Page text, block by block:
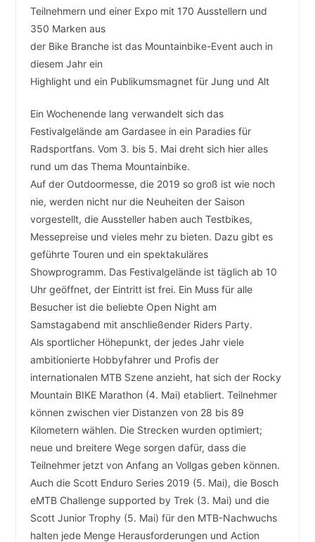
Teilnehmern und einer Expo mit 170 Ausstellern und
350 Marken aus
der Bike Branche ist das Mountainbike-Event auch in
diesem Jahr ein
Highlight und ein Publikumsmagnet für Jung und Alt
Ein Wochenende lang verwandelt sich das
Festivalgelände am Gardasee in ein Paradies für
Radsportfans. Vom 3. bis 5. Mai dreht sich hier alles
rund um das Thema Mountainbike.
Auf der Outdoormesse, die 2019 so groß ist wie noch
nie, werden nicht nur die Neuheiten der Saison
vorgestellt, die Aussteller haben auch Testbikes,
Messepreise und vieles mehr zu bieten. Dazu gibt es
geführte Touren und ein spektakuläres
Showprogramm. Das Festivalgelände ist täglich ab 10
Uhr geöffnet, der Eintritt ist frei. Ein Muss für alle
Besucher ist die beliebte Open Night am
Samstagabend mit anschließender Riders Party.
Als sportlicher Höhepunkt, der jedes Jahr viele
ambitionierte Hobbyfahrer und Profis der
internationalen MTB Szene anzieht, hat sich der Rocky
Mountain BIKE Marathon (4. Mai) etabliert. Teilnehmer
können zwischen vier Distanzen von 28 bis 89
Kilometern wählen. Die Strecken wurden optimiert;
neue und breitere Wege sorgen dafür, dass die
Teilnehmer jetzt von Anfang an Vollgas geben können.
Auch die Scott Enduro Series 2019 (5. Mai), die Bosch
eMTB Challenge supported by Trek (3. Mai) und die
Scott Junior Trophy (5. Mai) für den MTB-Nachwuchs
halten jede Menge Herausforderungen und Action